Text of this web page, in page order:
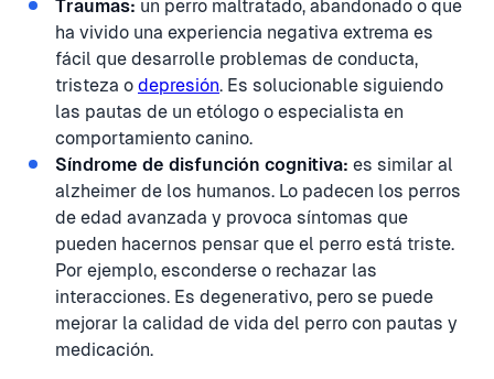
Traumas: un perro maltratado, abandonado o que
ha vivido una experiencia negativa extrema es
fácil que desarrolle problemas de conducta,
tristeza o depresión. Es solucionable siguiendo
las pautas de un etólogo o especialista en
comportamiento canino.
Síndrome de disfunción cognitiva: es similar al
alzheimer de los humanos. Lo padecen los perros
de edad avanzada y provoca síntomas que
pueden hacernos pensar que el perro está triste.
Por ejemplo, esconderse o rechazar las
interacciones. Es degenerativo, pero se puede
mejorar la calidad de vida del perro con pautas y
medicación.